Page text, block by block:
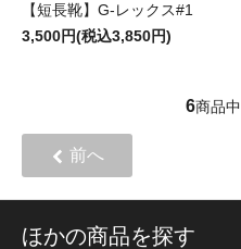
【短長靴】G-レックス#1
3,500円(税込3,850円)
6商品中
前へ
ほかの商品を探す